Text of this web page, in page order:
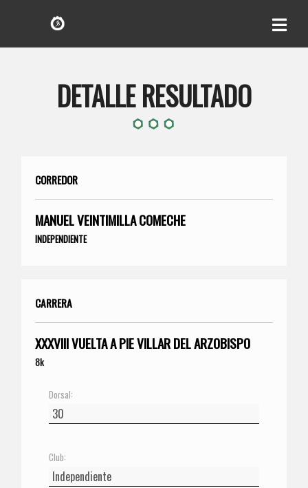
DETALLE RESULTADO
CORREDOR
MANUEL VEINTIMILLA COMECHE
INDEPENDIENTE
CARRERA
XXXVIII VUELTA A PIE VILLAR DEL ARZOBISPO
8k
Dorsal:
Club: